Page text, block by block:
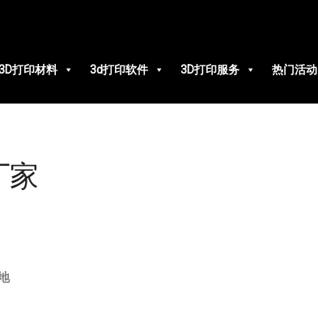
打印材料 3d打印软件 3D打印服务 热门活动
家